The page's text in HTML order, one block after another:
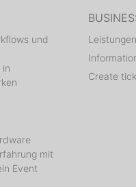
und
in
mit
Event
Create